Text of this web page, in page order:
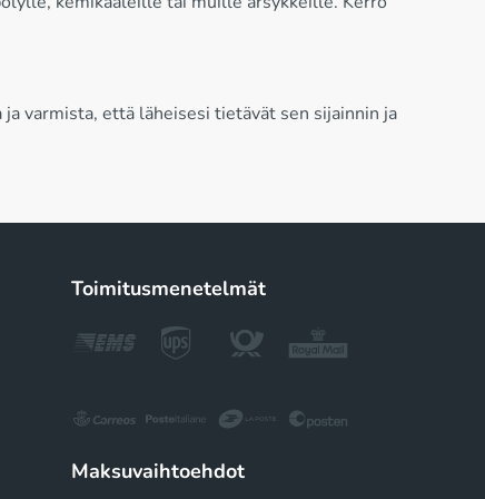
varmista, että läheisesi tietävät sen sijainnin ja
Toimitusmenetelmät
Maksuvaihtoehdot